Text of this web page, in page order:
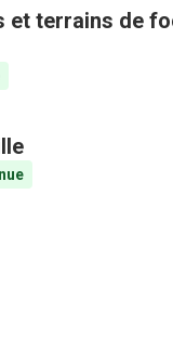
et terrains de